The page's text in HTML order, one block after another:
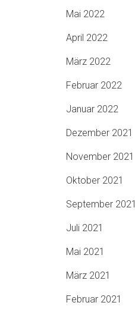
Mai 2022
April 2022
März 2022
Februar 2022
Januar 2022
Dezember 2021
November 2021
Oktober 2021
September 2021
Juli 2021
Mai 2021
März 2021
Februar 2021